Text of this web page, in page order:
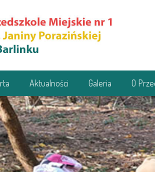
Aktualności Galeria O